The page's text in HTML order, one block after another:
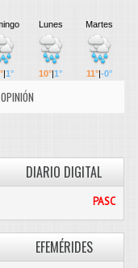
OPINIÓN
DIARIO DIGITAL
EFEMÉRIDES